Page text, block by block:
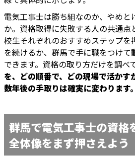
電気工事士は勝ち組なのか、やめと
か。資格取得に失敗する人の共通点
校生それぞれのおすすめステップ
を続けるか、群馬で手に職をつけ
できます。資格の取り方だけを調べ
を、どの順番で、どの現場で活かす
数年後の手取りは確実に変わります。
群馬で電気工事士の資格
全体像をまず押さえよう